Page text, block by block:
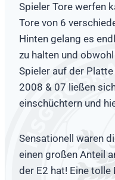
Spieler Tore werfen
Tore von 6
Hinten gelang es
zu halten und
Spieler auf der
2008 & 07 ließen
einschüchtern und
Sensationell waren
einen großen Anteil
der E2 hat! Eine